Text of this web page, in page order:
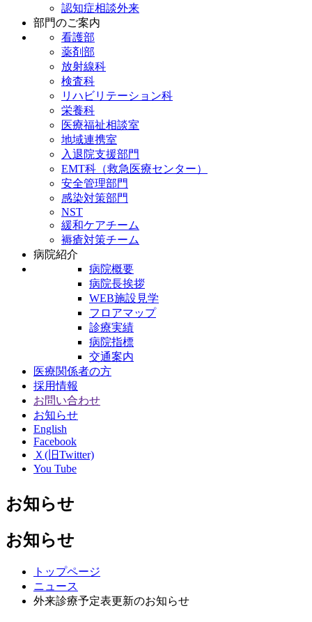
認知症相談外来
部門のご案内
看護部
薬剤部
放射線科
検査科
リハビリテーション科
栄養科
医療福祉相談室
地域連携室
入退院支援部門
EMT科（救急医療センター）
安全管理部門
感染対策部門
NST
緩和ケアチーム
褥瘡対策チーム
病院紹介
病院概要
病院長挨拶
WEB施設見学
フロアマップ
診療実績
病院指標
交通案内
医療関係者の方
採用情報
お問い合わせ
お知らせ
English
Facebook
Ｘ(旧Twitter)
You Tube
お知らせ
お知らせ
トップページ
ニュース
外来診療予定表更新のお知らせ